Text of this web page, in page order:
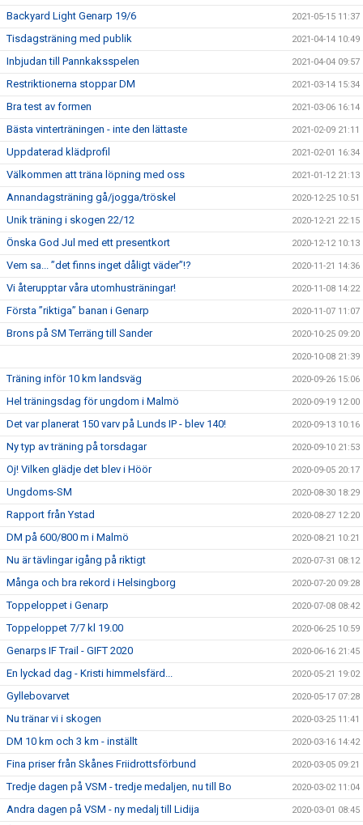
Backyard Light Genarp 19/6 2021-05-15 11:37
Tisdagsträning med publik 2021-04-14 10:49
Inbjudan till Pannkaksspelen 2021-04-04 09:57
Restriktionerna stoppar DM 2021-03-14 15:34
Bra test av formen 2021-03-06 16:14
Bästa vinterträningen - inte den lättaste 2021-02-09 21:11
Uppdaterad klädprofil 2021-02-01 16:34
Välkommen att träna löpning med oss 2021-01-12 21:13
Annandagsträning gå/jogga/tröskel 2020-12-25 10:51
Unik träning i skogen 22/12 2020-12-21 22:15
Önska God Jul med ett presentkort 2020-12-12 10:13
Vem sa... ”det finns inget dåligt väder”!? 2020-11-21 14:36
Vi återupptar våra utomhusträningar! 2020-11-08 14:22
Första ”riktiga” banan i Genarp 2020-11-07 11:07
Brons på SM Terräng till Sander 2020-10-25 09:20
2020-10-08 21:39
Träning inför 10 km landsväg 2020-09-26 15:06
Hel träningsdag för ungdom i Malmö 2020-09-19 12:00
Det var planerat 150 varv på Lunds IP - blev 140! 2020-09-13 10:16
Ny typ av träning på torsdagar 2020-09-10 21:53
Oj! Vilken glädje det blev i Höör 2020-09-05 20:17
Ungdoms-SM 2020-08-30 18:29
Rapport från Ystad 2020-08-27 12:20
DM på 600/800 m i Malmö 2020-08-21 10:21
Nu är tävlingar igång på riktigt 2020-07-31 08:12
Många och bra rekord i Helsingborg 2020-07-20 09:28
Toppeloppet i Genarp 2020-07-08 08:42
Toppeloppet 7/7 kl 19.00 2020-06-25 10:59
Genarps IF Trail - GIFT 2020 2020-06-16 21:45
En lyckad dag - Kristi himmelsfärd... 2020-05-21 19:02
Gyllebovarvet 2020-05-17 07:28
Nu tränar vi i skogen 2020-03-25 11:41
DM 10 km och 3 km - inställt 2020-03-16 14:42
Fina priser från Skånes Friidrottsförbund 2020-03-05 09:21
Tredje dagen på VSM - tredje medaljen, nu till Bo 2020-03-02 11:04
Andra dagen på VSM - ny medalj till Lidija 2020-03-01 08:45